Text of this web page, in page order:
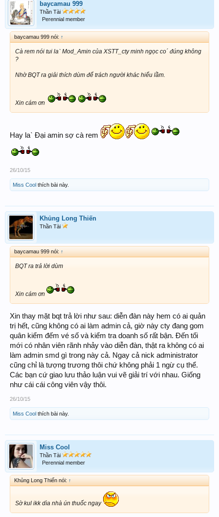
baycamau 999
Thần Tài
Perennial member
baycamau 999 nói: ↑
Cà rem nói tui laˋ Mod_Amin của XSTT_cty minh ngọc co´ đúng không
?
Nhờ BQT ra giải thích dùm để trách người khác hiểu lầm.
Xin cám ơn
Hay laˋ Đại amin sợ cà rem
26/10/15
Miss Cool thích bài này.
Khủng Long Thiến
Thần Tài
baycamau 999 nói: ↑
BQT ra trả lời dùm
Xin cám ơn
Xin thay mặt bqt trả lời như sau: diễn đàn này hem có ai quản
trị hết, cũng không có ai làm admin cả, giờ này cty đang gom
quân kiểm đếm vé số và kiểm tra doanh số rất bận. Đến tối
mới có nhân viên rãnh nhảy vào diễn đàn, thật ra không có ai
làm admin smd gì trong này cả. Ngay cả nick administrator
cũng chỉ là tượng trương thôi chứ không phải 1 ngừ cụ thể.
Các bạn cứ giao lưu thảo luận vui vẽ giải trí với nhau. Giống
như cái cái công viên vậy thôi.
26/10/15
Miss Cool thích bài này.
Miss Cool
Thần Tài
Perennial member
Khủng Long Thiến nói: ↑
Sờ kul ikk dìa nhà ún thuốc ngay